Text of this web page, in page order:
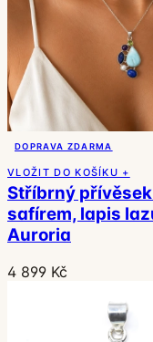
DOPRAVA ZDARMA
VLOŽIT DO KOŠÍKU +
Stříbrný
safírem, lapis
Auroria
4 899 Kč